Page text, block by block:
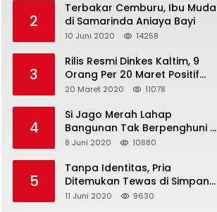
2
Terbakar Cemburu, Ibu Muda
di Samarinda Aniaya Bayi
10 Juni 2020 14258
3
Rilis Resmi Dinkes Kaltim, 9
Orang Per 20 Maret Positif
Covid-19
20 Maret 2020 11078
4
Si Jago Merah Lahap
Bangunan Tak Berpenghuni di
Jalan Kadrie Oening
8 Juni 2020 10880
5
Tanpa Identitas, Pria
Ditemukan Tewas di Simpang
Tiga Jalan Kesuma Bangsa
11 Juni 2020 9630